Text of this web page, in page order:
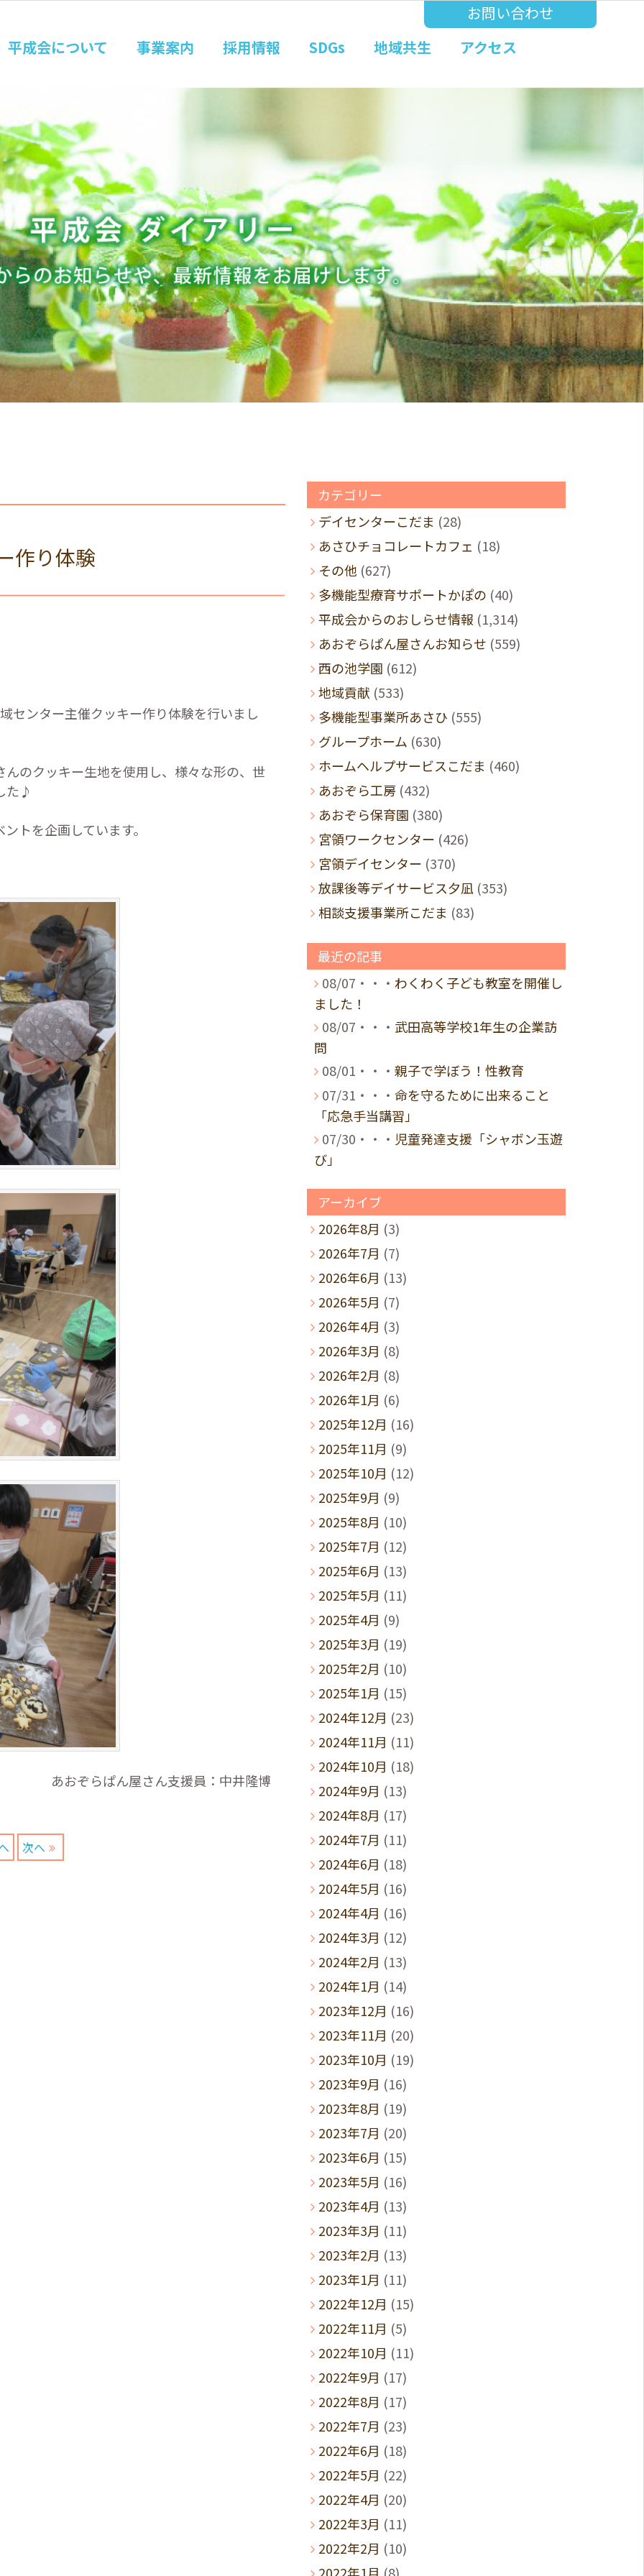
お問い合わせ
平成会について
事業案内 採用情報 SDGs 地域共生 アクセス
作り体験
センター主催クッキー作り体験を行いまし
のクッキー生地を使用し、様々な形の、世
た♪
トを企画しています。
あおぞらぱん屋さん支援員：中井隆博
次へ
カテゴリー
デイセンターこだま (28)
あさひチョコレートカフェ (18)
その他 (627)
多機能型療育サポートかぽの (40)
平成会からのおしらせ情報 (1,314)
あおぞらぱん屋さんお知らせ (559)
西の池学園 (612)
地域貢献 (533)
多機能型事業所あさひ (555)
グループホーム (630)
ホームヘルプサービスこだま (460)
あおぞら工房 (432)
あおぞら保育園 (380)
宮領ワークセンター (426)
宮領デイセンター (370)
放課後等デイサービス夕凪 (353)
相談支援事業所こだま (83)
最近の記事
08/07・・・ わくわく子ども教室を開催し
ました！
08/07・・・ 武田高等学校1年生の企業訪
問
08/01・・・ 親子で学ぼう！性教育
07/31・・・ 命を守るために出来ること
「応急手当講習」
07/30・・・ 児童発達支援「シャボン玉遊
び」
アーカイブ
2026年8月 (3)
2026年7月 (7)
2026年6月 (13)
2026年5月 (7)
2026年4月 (3)
2026年3月 (8)
2026年2月 (8)
2026年1月 (6)
2025年12月 (16)
2025年11月 (9)
2025年10月 (12)
2025年9月 (9)
2025年8月 (10)
2025年7月 (12)
2025年6月 (13)
2025年5月 (11)
2025年4月 (9)
2025年3月 (19)
2025年2月 (10)
2025年1月 (15)
2024年12月 (23)
2024年11月 (11)
2024年10月 (18)
2024年9月 (13)
2024年8月 (17)
2024年7月 (11)
2024年6月 (18)
2024年5月 (16)
2024年4月 (16)
2024年3月 (12)
2024年2月 (13)
2024年1月 (14)
2023年12月 (16)
2023年11月 (20)
2023年10月 (19)
2023年9月 (16)
2023年8月 (19)
2023年7月 (20)
2023年6月 (15)
2023年5月 (16)
2023年4月 (13)
2023年3月 (11)
2023年2月 (13)
2023年1月 (11)
2022年12月 (15)
2022年11月 (5)
2022年10月 (11)
2022年9月 (17)
2022年8月 (17)
2022年7月 (23)
2022年6月 (18)
2022年5月 (22)
2022年4月 (20)
2022年3月 (11)
2022年2月 (10)